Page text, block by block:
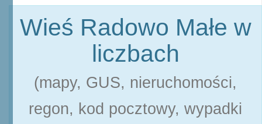
Wieś Radowo Małe w
liczbach
(mapy, GUS, nieruchomości,
regon, kod pocztowy, wypadki